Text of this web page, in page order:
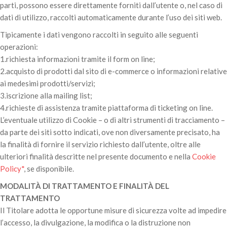
parti, possono essere direttamente forniti dall’utente o, nel caso di
dati di utilizzo, raccolti automaticamente durante l’uso dei siti web.
Tipicamente i dati vengono raccolti in seguito alle seguenti
operazioni:
1.richiesta informazioni tramite il form on line;
2.acquisto di prodotti dal sito di e-commerce o informazioni relative
ai medesimi prodotti/servizi;
3.iscrizione alla mailing list;
4.richieste di assistenza tramite piattaforma di ticketing on line.
L’eventuale utilizzo di Cookie – o di altri strumenti di tracciamento –
da parte dei siti sotto indicati, ove non diversamente precisato, ha
la finalità di fornire il servizio richiesto dall’utente, oltre alle
ulteriori finalità descritte nel presente documento e nella Cookie
Policy*, se disponibile.
MODALITÀ DI TRATTAMENTO E FINALITÀ DEL
TRATTAMENTO
Il Titolare adotta le opportune misure di sicurezza volte ad impedire
l’accesso, la divulgazione, la modifica o la distruzione non